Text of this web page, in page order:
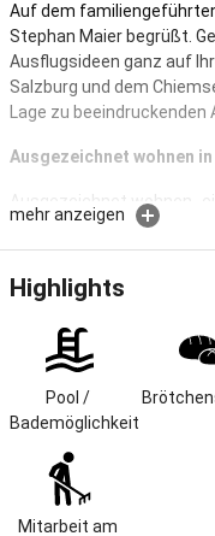
Auf dem
Stephan Maier begrüßt.
Ausflugsideen ganz auf
Salzburg und dem
Lage zu
Ausgezeichnet wohnen
Ausgezeichnet wohnen-
Ferienwohnungen auf
traumhafter Alleinlage mit
Hier erwartet Sie
handgefertigte
den Bädern und urige
Wohnvergnügen.
Alleinstehender
Panoramablick auf Inzell
Besonders die
die "Urlaubsbauern": Hier
Füttern helfen.
Nach Salzburg,
mehr anzeigen
Highlights
Pool /
Bademöglichkeit
Mitarbeit am